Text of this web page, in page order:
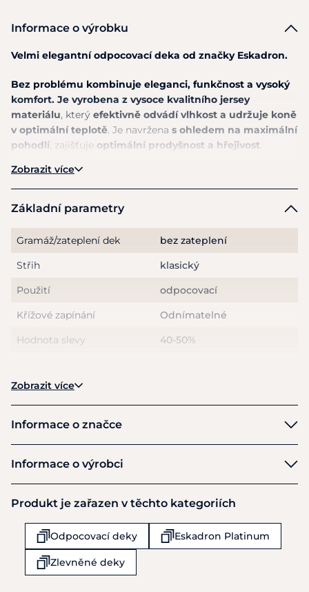
Informace o výrobku
Velmi elegantní odpocovací deka od značky Eskadron.
Bez problému kombinuje eleganci, funkčnost a vysoký
komfort. Je vyrobena z vysoce kvalitního jersey
materiálu, který efektivně odvádí vlhkost a udržuje koně
v optimální teplotě. Je navržena s ohledem na maximální
pohodlí, zajišťuje optimální prodyšnost a hřejivost.
a popruhy pod břichem
minimalizují možnost sklouznutí.
závodu!
Zobrazit více
Základní parametry
Gramáž/zateplení dek
bez zateplení
Střih
klasický
Použití
odpocovací
Křížové zapínání
Odnímatelné
Hodnota slevy
40-50%
Zobrazit více
Informace o značce
Eskadron
Informace o výrobci
Pikeur Reitmoden Brinkmann GmbH & Co. KG
Esch 19
Werther
33824
Německo
Produkt je zařazen v těchto kategoriích
Odpocovací deky Eskadron Platinum
Zlevněné deky